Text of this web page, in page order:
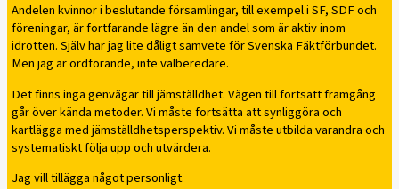
Andelen kvinnor i beslutande församlingar, till exempel i SF, SDF och
föreningar, är fortfarande lägre än den andel som är aktiv inom
idrotten. Själv har jag lite dåligt samvete för Svenska Fäktförbundet.
Men jag är ordförande, inte valberedare.
Det finns inga genvägar till jämställdhet. Vägen till fortsatt framgång
går över kända metoder. Vi måste fortsätta att synliggöra och
kartlägga med jämställdhetsperspektiv. Vi måste utbilda varandra och
systematiskt följa upp och utvärdera.
Jag vill tillägga något personligt.